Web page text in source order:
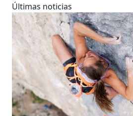
Últimas noticias